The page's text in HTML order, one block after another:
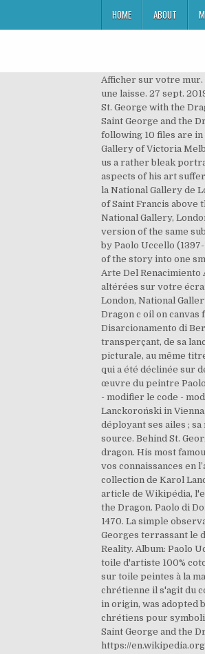
HOME ABOUT
Afficher sur votre mur. La princesse, peinte de profil, livre le dragon à St Georges d'une main tandis que la seconde, relevant un pan de sa robe, maitrise la bête par une laisse. 27 sept. 2019 - Explorez le tableau « Saint Georges et le Dragon » de Martine Saunal, auquel 295196 utilisateurs de Pinterest sont abonnés. The Battle of St. George with the Dragon by Paolo Uccello The legend of the battle of St. George with the dragon – one of the most popular stories in the history of world painting. Saint George and the Dragon is a painting by Paolo Uccello dating from around 1470. Media in category "Saint George (Paolo Uccello, National Gallery)" The following 10 files are in this category, out of 10 total. Le ciel, sombre également, comporte de petits nuages bleus ainsi que la Lune en croissant très fin. National Gallery of Victoria Melbourne, Australia . Museum Art. In his Lives of the Artists, the sixteenth-century painter, commentator, and biographer Giorgio Vasari gives us a rather bleak portrayal of Paolo Uccello as a monomaniac, so obsessed with his studies of the finer points of linear perspective that, in Vasari’s opinion, other aspects of his art suffered. Changer la couleur du mur. Sant Jordi i el drac és una pintura de Paolo Uccello, d'oli sobre tela, datada al voltant de 1456.Està exposada a la National Gallery de Londres, Regne Unit. ; pour plus d’indications, visitez le projet Italie.